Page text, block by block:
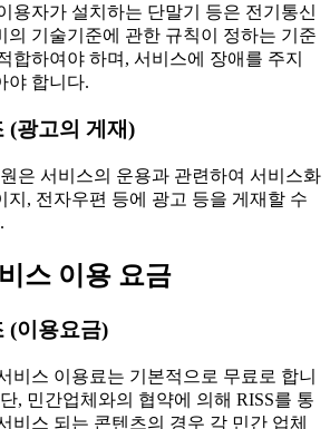
용자가 설치하는 단말기 등은 전기통신
의 기술기준에 관한 규칙이 정하는 기준
합하여야 하며, 서비스에 장애를 주지
야 합니다.
(광고의 게재)
은 서비스의 운용과 관련하여 서비스화
지, 전자우편 등에 광고 등을 게재할 수
스 이용 요금
(이용요금)
비스 이용료는 기본적으로 무료로 합니
, 민간업체와의 협약에 의해 RISS를 통
비스 되는 콘텐츠의 경우 각 민간 업체